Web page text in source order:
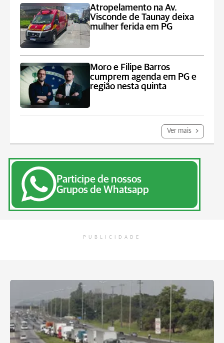
Atropelamento na Av.
Visconde de Taunay deixa
mulher ferida em PG
Moro e Filipe Barros
cumprem agenda em PG e
região nesta quinta
Ver mais
Participe de nossos
Grupos de Whatsapp
PUBLICIDADE